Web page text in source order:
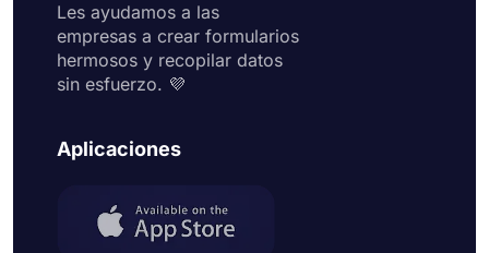
Les ayudamos a las
empresas a crear formularios
hermosos y recopilar datos
sin esfuerzo. 💜
Aplicaciones